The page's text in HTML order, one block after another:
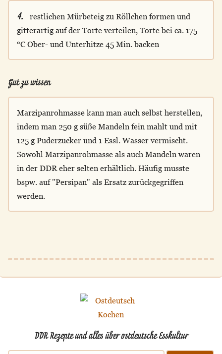
4.
restlichen Mürbeteig zu Röllchen formen und
gitterartig auf der Torte verteilen, Torte bei ca. 175
°C Ober- und Unterhitze 45 Min. backen
Gut zu wissen
Marzipanrohmasse kann man auch selbst herstellen,
indem man 250 g süße Mandeln fein mahlt und mit
125 g Puderzucker und 1 Essl. Wasser vermischt.
Sowohl Marzipanrohmasse als auch Mandeln waren
in der DDR eher selten erhältlich. Häufig musste
bspw. auf "Persipan" als Ersatz zurückgegriffen
werden.
DDR Rezepte und alles über ostdeutsche Esskultur